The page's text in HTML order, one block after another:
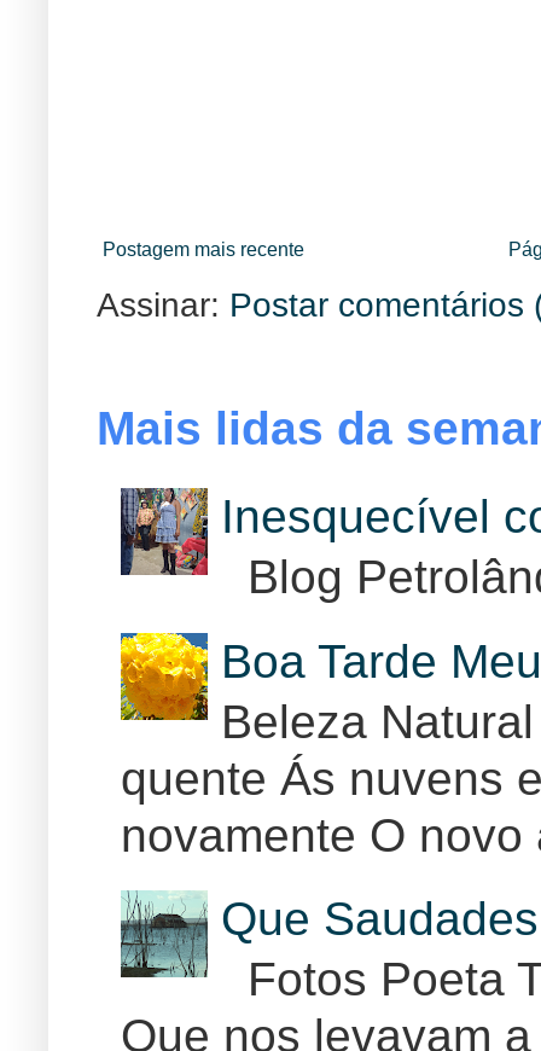
Postagem mais recente
Assinar: Postar comentários
Mais lidas da
Inesquecível
Blog
Boa Tarde
Beleza
quente Ás nuvens
novamente O
Que
Fotos Poeta
Que nos levavam